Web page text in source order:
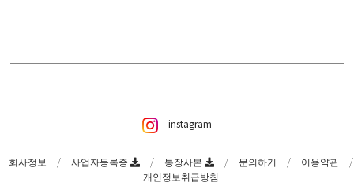
instagram
회사정보 사업자등록증 통장사본 문의하기
이용약관
개인정보취급방침